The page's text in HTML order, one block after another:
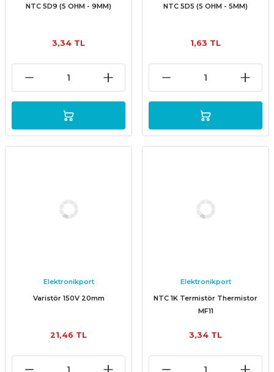
NTC 5D9 (5 OHM - 9MM)
3,34 TL
NTC 5D5 (5 OHM - 5MM)
1,63 TL
Elektronikport
Varistör 150V 20mm
21,46 TL
Elektronikport
NTC 1K Termistör Thermistor
MF11
3,34 TL